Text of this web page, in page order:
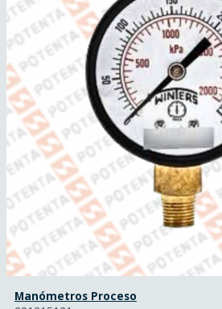
Manómetros Proceso